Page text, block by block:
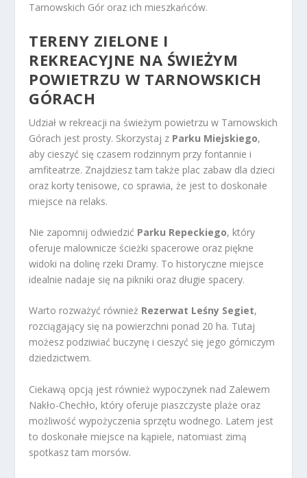
Tarnowskich Gór oraz ich mieszkańców.
TERENY ZIELONE I
REKREACYJNE NA ŚWIEŻYM
POWIETRZU W TARNOWSKICH
GÓRACH
Udział w rekreacji na świeżym powietrzu w Tarnowskich
Górach jest prosty. Skorzystaj z Parku Miejskiego,
aby cieszyć się czasem rodzinnym przy fontannie i
amfiteatrze. Znajdziesz tam także plac zabaw dla dzieci
oraz korty tenisowe, co sprawia, że jest to doskonałe
miejsce na relaks.
Nie zapomnij odwiedzić Parku Repeckiego, który
oferuje malownicze ścieżki spacerowe oraz piękne
widoki na dolinę rzeki Dramy. To historyczne miejsce
idealnie nadaje się na pikniki oraz długie spacery.
Warto rozważyć również Rezerwat Leśny Segiet,
rozciągający się na powierzchni ponad 20 ha. Tutaj
możesz podziwiać buczynę i cieszyć się jego górniczym
dziedzictwem.
Ciekawą opcją jest również wypoczynek nad Zalewem
Nakło-Chechło, który oferuje piaszczyste plaże oraz
możliwość wypożyczenia sprzętu wodnego. Latem jest
to doskonałe miejsce na kąpiele, natomiast zimą
spotkasz tam morsów.